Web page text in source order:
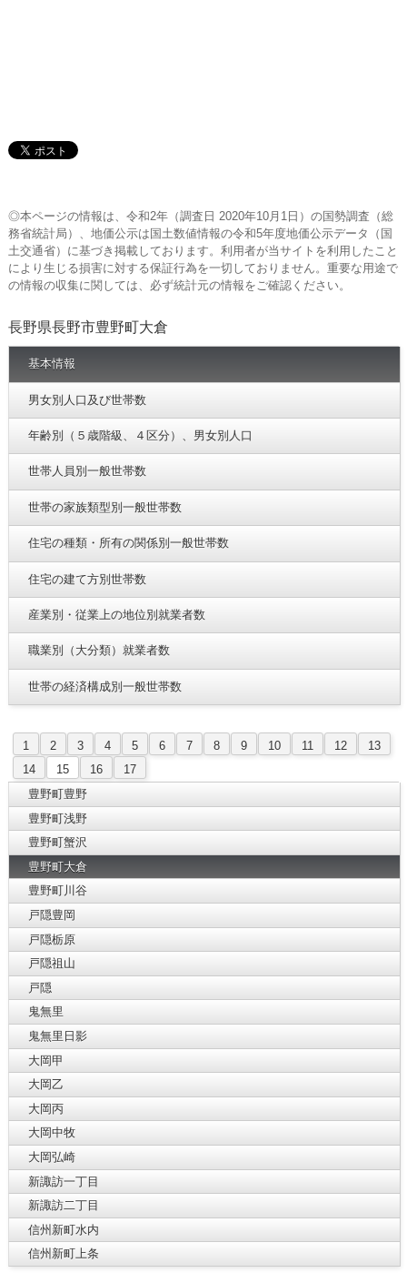
◎本ページの情報は、令和2年（調査日 2020年10月1日）の国勢調査（総
務省統計局）、地価公示は国土数値情報の令和5年度地価公示データ（国
土交通省）に基づき掲載しております。利用者が当サイトを利用したこと
により生じる損害に対する保証行為を一切しておりません。重要な用途で
の情報の収集に関しては、必ず統計元の情報をご確認ください。
長野県長野市豊野町大倉
基本情報
男女別人口及び世帯数
年齢別（５歳階級、４区分）、男女別人口
世帯人員別一般世帯数
世帯の家族類型別一般世帯数
住宅の種類・所有の関係別一般世帯数
住宅の建て方別世帯数
産業別・従業上の地位別就業者数
職業別（大分類）就業者数
世帯の経済構成別一般世帯数
1 2 3 4 5 6 7 8 9 10 11 12
13
14
15 16
17
豊野町豊野
豊野町浅野
豊野町蟹沢
豊野町大倉
豊野町川谷
戸隠豊岡
戸隠栃原
戸隠祖山
戸隠
鬼無里
鬼無里日影
大岡甲
大岡乙
大岡丙
大岡中牧
大岡弘崎
新諏訪一丁目
新諏訪二丁目
信州新町水内
信州新町上条